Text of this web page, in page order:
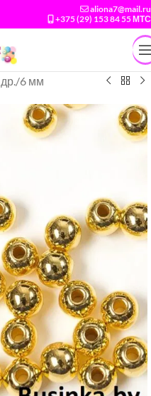
aliona7@mail.ru
+375 (29) 153 84 55 МТС
/6 мм